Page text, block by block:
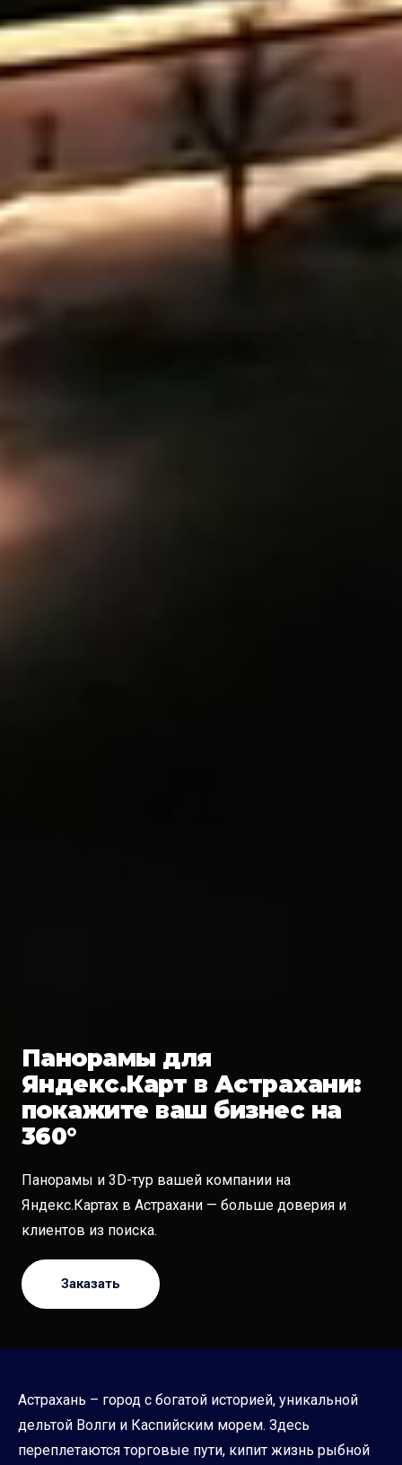
Панорамы для
Яндекс.Карт в Астрахани:
покажите ваш бизнес на
360°
Панорамы и 3D-тур вашей компании на
Яндекс.Картах в Астрахани — больше доверия и
клиентов из поиска.
Заказать
Астрахань – город с богатой историей, уникальной
дельтой Волги и Каспийским морем. Здесь
переплетаются торговые пути, кипит жизнь рыбной